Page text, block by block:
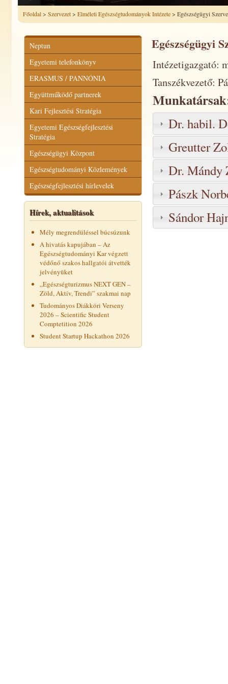
Főoldal> Szervezet> Elméleti Egészségtudományok Intézete> Egészségügyi
Neptun
Egyetemi telefonkönyv
ERASMUS / PANNÓNIA
Együttműködő partnerek
Kari Fejlesztési Stratégia
Egyetemi Egészségfejlesztési
Stratégia
Egészségügyi Központ
Egészségtudományi Közlemények
Egészségfejlesztési hírlevelek
Hírek, aktualitások
Mély megrendüléssel búcsúzunk
A hivatás kapujában – Az
Egészségtudományi Kar végzett
védőnő szakos hallgatói átvették
jelvényüket
„Egészségturizmus NEXT GEN –
Zöld, Aktív, Trendi” szakmai nap
Tudományos Diákköri Verseny
2026 – Scientific Student
Comptetition 2026
Student Startup Hackathon 2026
Egészségügyi
Intézetigazgató:
Tanszékvezető:
Dr. habil.
Greutter
Dr. Mándy
Pászk
Sándor